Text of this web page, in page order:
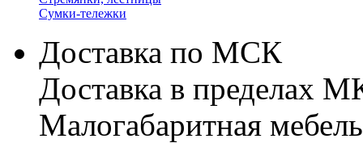
Сумки-тележки
Доставка по МСК
Доставка в пределах
Малогабаритная